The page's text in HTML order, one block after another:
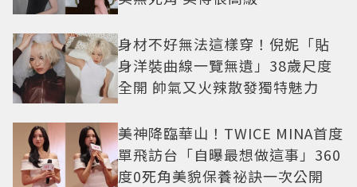
身材不好無法這樣穿！倪妮「貼
身洋裝曲線一覽無遺」38歲尺度
全開 帥氣又火辣散發獨特魅力
美神降臨華山！TWICE MINA首度
單飛訪台「自曝最想做這事」360
度0死角美貌保養祕訣一次公開